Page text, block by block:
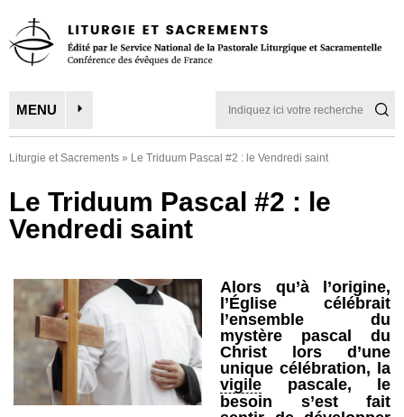
MENU
Liturgie et Sacrements » Le Triduum Pascal #2 : le Vendredi saint
Le Triduum Pascal #2 : le
Vendredi saint
Alors qu’à l’origine,
l’Église célébrait
l’ensemble du
mystère pascal du
Christ lors d’une
unique célébration, la
vigile pascale, le
besoin s’est fait